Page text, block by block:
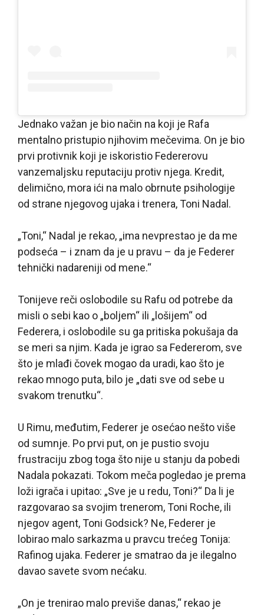
Jednako važan je bio način na koji je Rafa
mentalno pristupio njihovim mečevima. On je bio
prvi protivnik koji je iskoristio Federerovu
vanzemaljsku reputaciju protiv njega. Kredit,
delimično, mora ići na malo obrnute psihologije
od strane njegovog ujaka i trenera, Toni Nadal.
„Toni,“ Nadal je rekao, „ima nevprestao je da me
podseća – i znam da je u pravu – da je Federer
tehnički nadareniji od mene.“
Tonijeve reči oslobodile su Rafu od potrebe da
misli o sebi kao o „boljem“ ili „lošijem“ od
Federera, i oslobodile su ga pritiska pokušaja da
se meri sa njim. Kada je igrao sa Federerom, sve
što je mlađi čovek mogao da uradi, kao što je
rekao mnogo puta, bilo je „dati sve od sebe u
svakom trenutku“.
U Rimu, međutim, Federer je osećao nešto više
od sumnje. Po prvi put, on je pustio svoju
frustraciju zbog toga što nije u stanju da pobedi
Nadala pokazati. Tokom meča pogledao je prema
loži igrača i upitao: „Sve je u redu, Toni?“ Da li je
razgovarao sa svojim trenerom, Toni Roche, ili
njegov agent, Toni Godsick? Ne, Federer je
lobirao malo sarkazma u pravcu trećeg Tonija:
Rafinog ujaka. Federer je smatrao da je ilegalno
davao savete svom nećaku.
„On je trenirao malo previše danas,“ rekao je